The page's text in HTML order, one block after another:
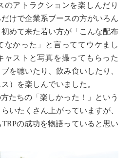
のアトラクションを楽しんだり
だけで企業系ブースの方がいろん
めて来た若い方が「こんな配布
なかった」と言っててウケまし
ャストと写真を撮ってもらった
を聴いたり、飲み食いしたり、
）を楽しんでいました。
たちの「楽しかった！」という
いたくさん上がっていますが、
の成功を物語っていると思い